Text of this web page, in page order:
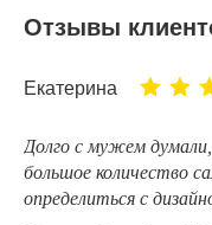
Отзывы
Екатерина
Долго с мужем
большое количество
определиться с